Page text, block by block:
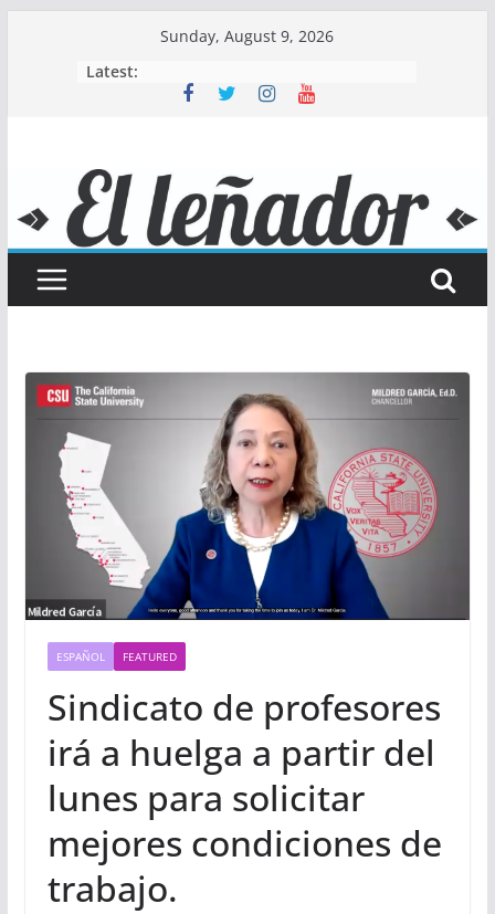
Sunday, August 9, 2026
Latest:
ESPAÑOL FEATURED
Sindicato de profesores
irá a huelga a partir del
lunes para solicitar
mejores condiciones de
trabajo.